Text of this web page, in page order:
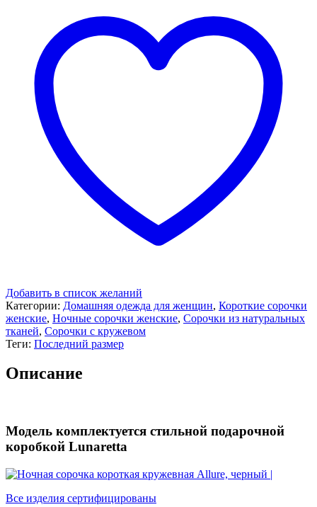
Добавить в список желаний
Категории: Домашняя одежда для женщин, Короткие сорочки
женские, Ночные сорочки женские, Сорочки из натуральных
тканей, Сорочки с кружевом
Теги: Последний размер
Описание
Модель комплектуется стильной подарочной
коробкой Lunaretta
Все изделия сертифицированы